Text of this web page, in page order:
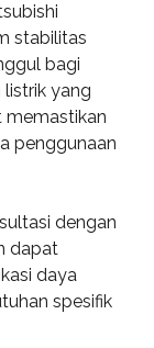
stabilitas
bagi
yang
memastikan
penggunaan
dengan
dapat
daya
spesifik